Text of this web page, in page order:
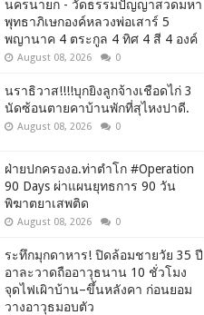
นครนายก - วัดธรรมปัญญาสวดมหา
พุทธาภิเษกองค์หลวงพ่อเสาร์ 5
พญานาค 4 ตระกูล 4 ทิศ 4 สี 4 องค์
August 08, 2026 0
นราธิวาส!!!!บุกยิงลูกจ้างเชือดไก่ 3
นัดซ้อนตายคาบ้านพักที่สุไหงปาดี.
August 08, 2026 0
ฝ่ายปกครองอ.ท่าตำโก #Operation
90 Days ผ่าแผนยุทธการ 90 วัน
พิฆาตยาเสพติด
August 08, 2026 0
ระทึกมุกดาหาร! ปิดล้อมชายวัย 35 ปี
อาละวาดถืออาวุธนาน 10 ชั่วโมง
จุดไฟเผิาบ้าน–ขึ้นหลังคา ก่อนยอม
วางอาวุธมอบตัว